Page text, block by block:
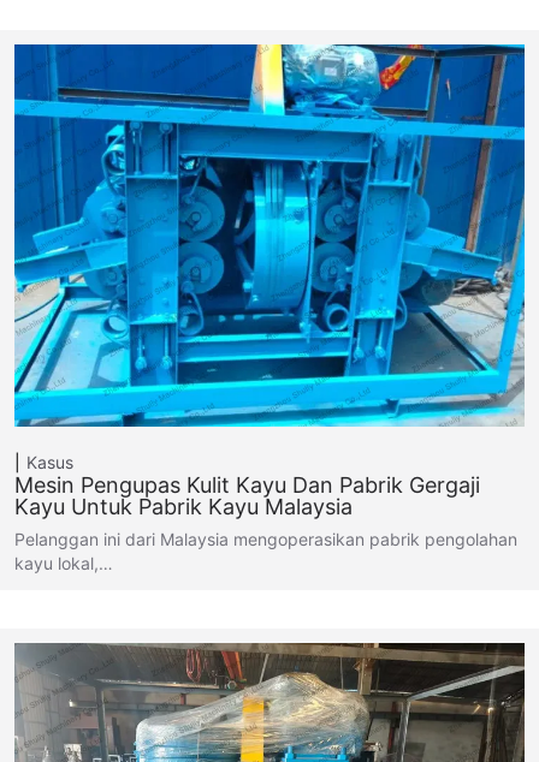
Kasus
Mesin Pengupas Kulit Kayu Dan Pabrik Gergaji
Kayu Untuk Pabrik Kayu Malaysia
Pelanggan ini dari Malaysia mengoperasikan pabrik pengolahan
kayu lokal,…